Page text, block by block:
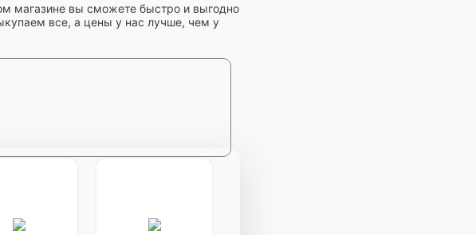
магазине вы сможете быстро и выгодно
все, а цены у нас лучше, чем у